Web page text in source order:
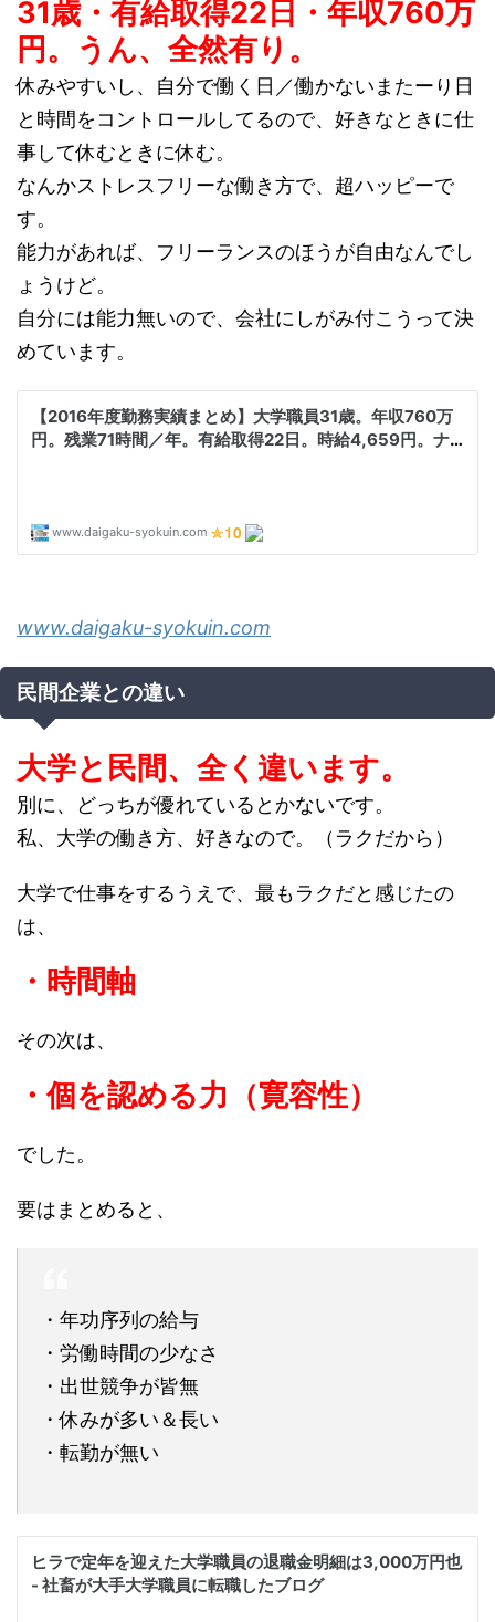
31歳・有給取得22日・年収760万
円。うん、全然有り。
休みやすいし、自分で働く日／働かないまたーり日
と時間をコントロールしてるので、好きなときに仕
事して休むときに休む。
なんかストレスフリーな働き方で、超ハッピーで
す。
能力があれば、フリーランスのほうが自由なんでし
ょうけど。
自分には能力無いので、会社にしがみ付こうって決
めています。
www.daigaku-syokuin.com
民間企業との違い
大学と民間、全く違います。
別に、どっちが優れているとかないです。
私、大学の働き方、好きなので。（ラクだから）
大学で仕事をするうえで、最もラクだと感じたの
は、
・時間軸
その次は、
・個を認める力（寛容性）
でした。
要はまとめると、
・年功序列の給与
・労働時間の少なさ
・出世競争が皆無
・休みが多い＆長い
・転勤が無い